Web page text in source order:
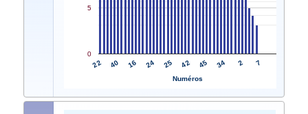
22 40 16 24 25 42 45 34 2 7
0
5
Numéros